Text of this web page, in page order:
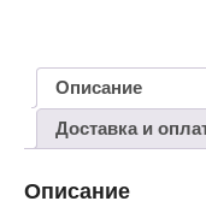
Описание
Доставка и
Описание